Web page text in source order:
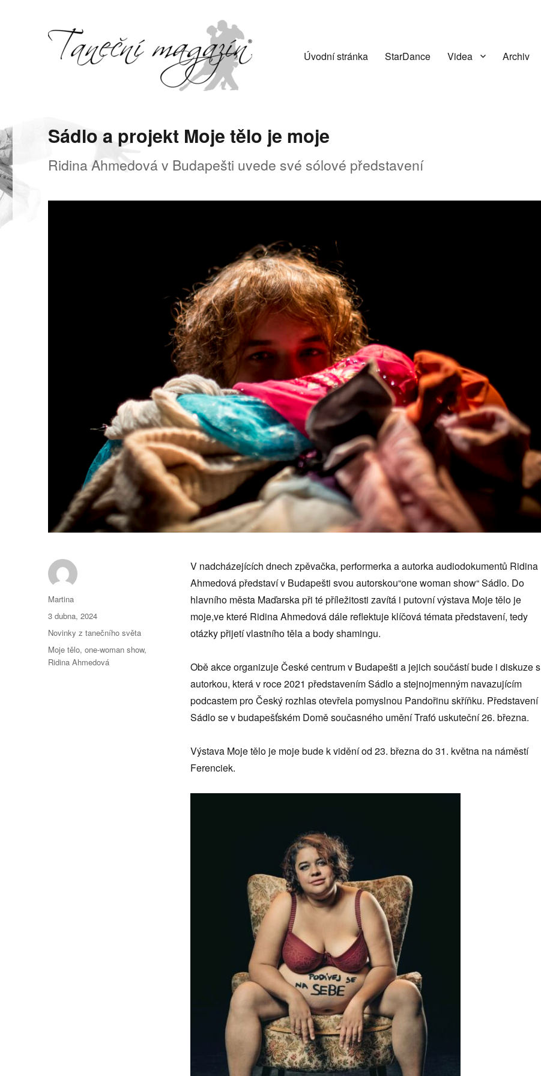
Úvodní stránka StarDance Videa Archiv
Sádlo a projekt Moje tělo je moje
Ridina Ahmedová v Budapešti uvede své sólové představení
V nadcházejících dnech zpěvačka, performerka a autorka audiodokumentů Ridina
Ahmedová představí v Budapešti svou autorskou“one woman show“ Sádlo. Do
hlavního města Maďarska při té příležitosti zavítá i putovní výstava Moje tělo je
moje,ve které Ridina Ahmedová dále reflektuje klíčová témata představení, tedy
otázky přijetí vlastního těla a body shamingu.
Obě akce organizuje České centrum v Budapešti a jejich součástí bude i diskuze s
autorkou, která v roce 2021 představením Sádlo a stejnojmenným navazujícím
podcastem pro Český rozhlas otevřela pomyslnou Pandořinu skříňku. Představení
Sádlo se v budapešťském Domě současného umění Trafó uskuteční 26. března.
Výstava Moje tělo je moje bude k vidění od 23. března do 31. května na náměstí
Ferenciek.
Autor:
Martina
Publikováno:
3 dubna, 2024
Rubriky:
Novinky z tanečního světa
Štítky:
Moje tělo,one-woman show,
Ridina Ahmedová